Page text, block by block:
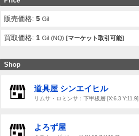
販売価格:5 Gil
買取価格: 1 Gil (NQ) [マーケット取引可能]
Shop
道具屋 シンエイヒル
リムサ・ロミンサ：下甲板層 [X:6.3 Y:11.9]
よろず屋